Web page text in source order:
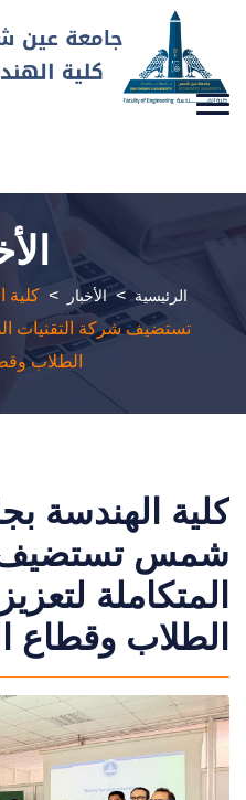
الرئيسية > الأخبار >
تستضيف شركة التقنيات
الطلاب
كلية الهندسة
شمس تستضيف
المتكاملة
الطلاب وقطاع